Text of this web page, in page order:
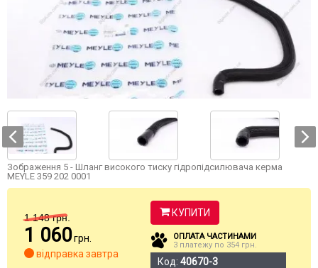
Зображення 5 - Шланг високого тиску гідропідсилювача керма
MEYLE 359 202 0001
1 148 грн.
1 060грн.
відправка завтра
КУПИТИ
ОПЛАТА ЧАСТИНАМИ
3 платежу по 354 грн.
Код: 40670-3